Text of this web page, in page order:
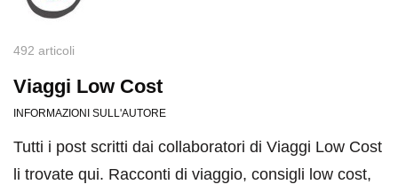
492 articoli
Viaggi Low Cost
INFORMAZIONI SULL'AUTORE
Tutti i post scritti dai collaboratori di Viaggi Low Cost
li trovate qui. Racconti di viaggio, consigli low cost,